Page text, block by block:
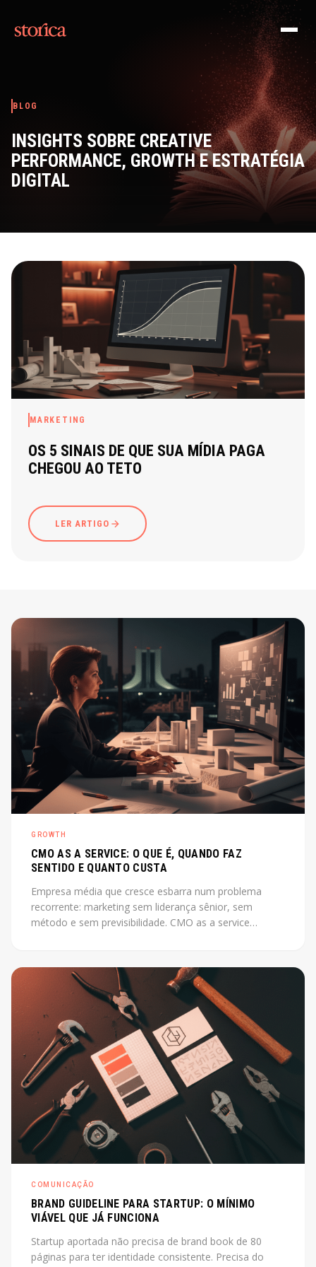
BLOG
INSIGHTS SOBRE CREATIVE
PERFORMANCE, GROWTH E ESTRATÉGIA
DIGITAL
MARKETING
OS 5 SINAIS DE QUE SUA MÍDIA PAGA
CHEGOU AO TETO
LER ARTIGO
GROWTH
CMO AS A SERVICE: O QUE É, QUANDO FAZ
SENTIDO E QUANTO CUSTA
Empresa média que cresce esbarra num problema
recorrente: marketing sem liderança sênior, sem
método e sem previsibilidade. CMO as a service
quanto custa na prática.
COMUNICAÇÃO
BRAND GUIDELINE PARA STARTUP: O MÍNIMO
VIÁVEL QUE JÁ FUNCIONA
Startup aportada não precisa de brand book de 80
páginas para ter identidade consistente. Precisa do